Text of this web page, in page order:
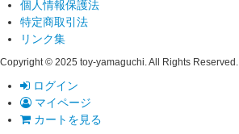
個人情報保護法
特定商取引法
リンク集
Copyright © 2025 toy-yamaguchi. All Rights Reserved.
ログイン
マイページ
カートを見る